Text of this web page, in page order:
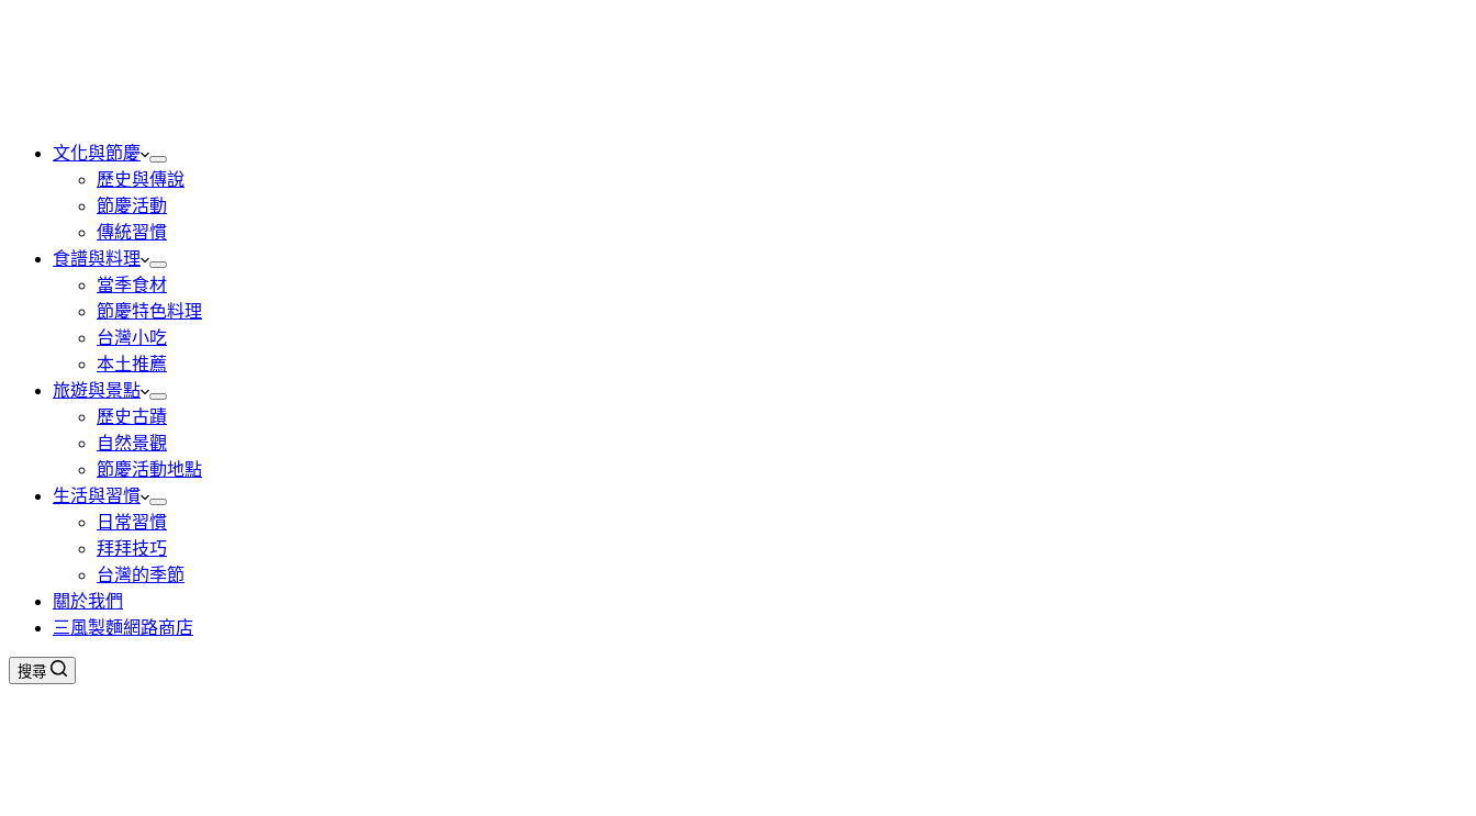
文化與節慶
歷史與傳說
節慶活動
傳統習慣
食譜與料理
當季食材
節慶特色料理
台灣小吃
本土推薦
旅遊與景點
歷史古蹟
自然景觀
節慶活動地點
生活與習慣
日常習慣
拜拜技巧
台灣的季節
關於我們
三風製麵網路商店
搜尋